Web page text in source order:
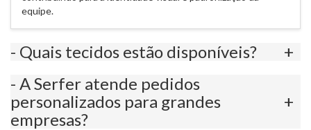
equipe.
- Quais tecidos estão disponíveis?
- A Serfer atende pedidos
personalizados para grandes
empresas?